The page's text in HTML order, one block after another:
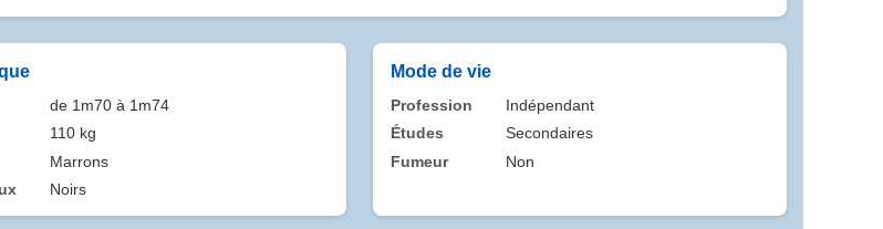
de 1m70 à 1m74
110 kg
Marrons
Noirs
Mode de vie
Profession
Indépendant
Études
Secondaires
Fumeur
Non